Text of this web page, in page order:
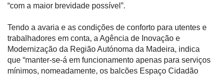
“com a maior brevidade possível”.
Tendo a avaria e as condições de conforto para utentes e
trabalhadores em conta, a Agência de Inovação e
Modernização da Região Autónoma da Madeira, indica
que “manter-se-á em funcionamento apenas para serviços
mínimos, nomeadamente, os balcões Espaço Cidadão